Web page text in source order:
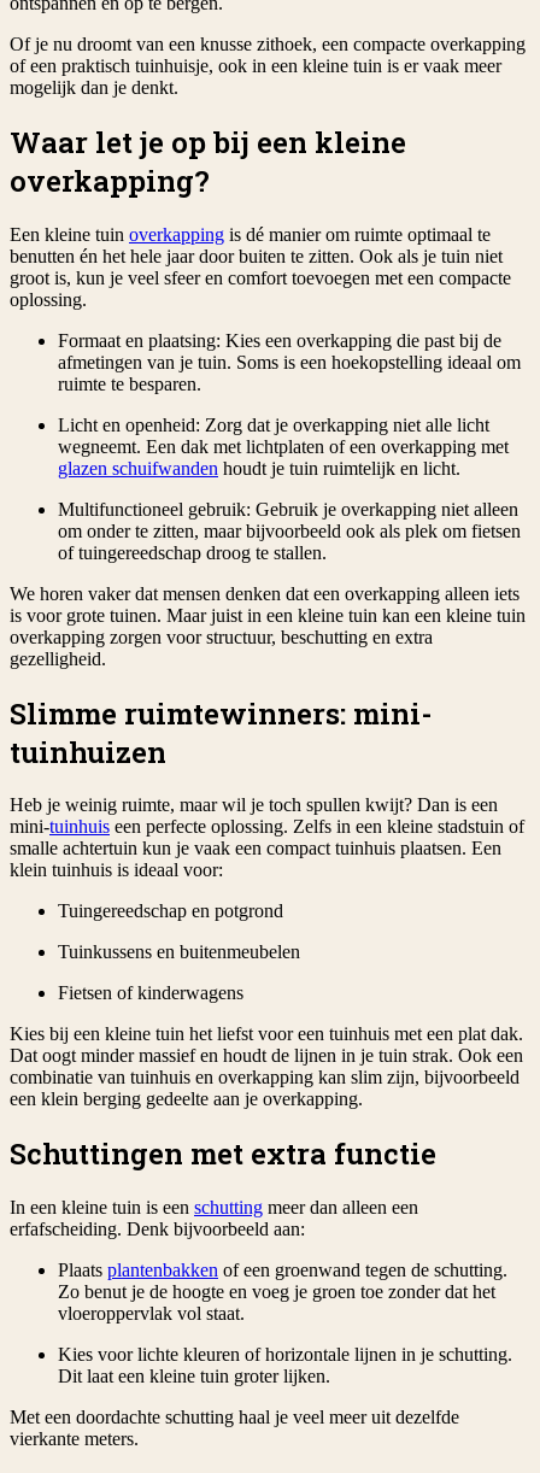
Of je nu droomt van een knusse zithoek, een compacte overkapping
of een praktisch tuinhuisje, ook in een kleine tuin is er vaak meer
mogelijk dan je denkt.
Waar let je op bij een kleine
overkapping?
Een kleine tuin overkapping is dé manier om ruimte optimaal te
benutten én het hele jaar door buiten te zitten. Ook als je tuin niet
groot is, kun je veel sfeer en comfort toevoegen met een compacte
oplossing.
Formaat en plaatsing: Kies een overkapping die past bij de
afmetingen van je tuin. Soms is een hoekopstelling ideaal om
ruimte te besparen.
Licht en openheid: Zorg dat je overkapping niet alle licht
wegneemt. Een dak met lichtplaten of een overkapping met
glazen schuifwanden houdt je tuin ruimtelijk en licht.
Multifunctioneel gebruik: Gebruik je overkapping niet alleen
om onder te zitten, maar bijvoorbeeld ook als plek om fietsen
of tuingereedschap droog te stallen.
We horen vaker dat mensen denken dat een overkapping alleen iets
is voor grote tuinen. Maar juist in een kleine tuin kan een kleine tuin
overkapping zorgen voor structuur, beschutting en extra
gezelligheid.
Slimme ruimtewinners: mini-
tuinhuizen
Heb je weinig ruimte, maar wil je toch spullen kwijt? Dan is een
mini-tuinhuis een perfecte oplossing. Zelfs in een kleine stadstuin of
smalle achtertuin kun je vaak een compact tuinhuis plaatsen. Een
klein tuinhuis is ideaal voor:
Tuingereedschap en potgrond
Tuinkussens en buitenmeubelen
Fietsen of kinderwagens
Kies bij een kleine tuin het liefst voor een tuinhuis met een plat dak.
Dat oogt minder massief en houdt de lijnen in je tuin strak. Ook een
combinatie van tuinhuis en overkapping kan slim zijn, bijvoorbeeld
een klein berging gedeelte aan je overkapping.
Schuttingen met extra functie
In een kleine tuin is een schutting meer dan alleen een
erfafscheiding. Denk bijvoorbeeld aan:
Plaats plantenbakken of een groenwand tegen de schutting.
Zo benut je de hoogte en voeg je groen toe zonder dat het
vloeroppervlak vol staat.
Kies voor lichte kleuren of horizontale lijnen in je schutting.
Dit laat een kleine tuin groter lijken.
Met een doordachte schutting haal je veel meer uit dezelfde
vierkante meters.